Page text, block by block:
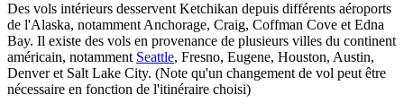
Des vols intérieurs desservent Ketchikan depuis différents aéroports
de l'Alaska, notamment Anchorage, Craig, Coffman Cove et Edna
Bay. Il existe des vols en provenance de plusieurs villes du continent
américain, notamment Seattle, Fresno, Eugene, Houston, Austin,
Denver et Salt Lake City. (Note qu'un changement de vol peut être
nécessaire en fonction de l'itinéraire choisi)